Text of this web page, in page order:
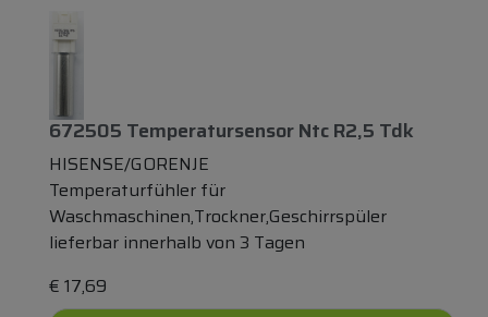
672505 Temperatursensor Ntc R2,5 Tdk
HISENSE/GORENJE
Temperaturfühler für
Waschmaschinen,Trockner,Geschirrspüler
lieferbar innerhalb von 3 Tagen
€ 17,69